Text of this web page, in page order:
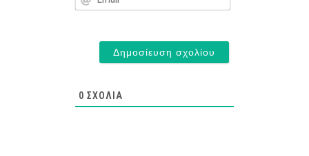
0 ΣΧΌΛΙΑ